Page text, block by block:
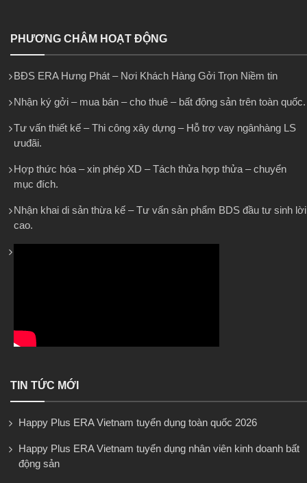
PHƯƠNG CHÂM HOẠT ĐỘNG
BĐS ERA Hưng Phát – Nơi Khách Hàng Gởi Trọn Niềm tin
Nhận ký gởi – mua bán – cho thuê – bất động sản trên toàn quốc.
Tư vấn thiết kế – Thi công xây dựng – Hỗ trợ vay ngânhàng LS
ưuđãi.
Hợp thức hóa – xin phép XD – Tách thửa hợp thửa – chuyển
mục đích.
Nhận khai di sản thừa kế – Tư vấn sản phẩm BDS đầu tư sinh lời
cao.
TIN TỨC MỚI
Happy Plus ERA Vietnam tuyển dụng toàn quốc 2026
Happy Plus ERA Vietnam tuyển dụng nhân viên kinh doanh bất
động sản